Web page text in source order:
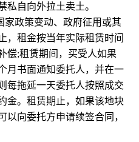
私自向外拉土卖土。
政策变动、政府征用或其
，租金按当年实际租赁时间
偿;租赁期间，买受人如果
月书面通知委托人，并在一
每拖延一天委托人按照成交
金。租赁期止，如果该地块
以向委托方申请续签合同，